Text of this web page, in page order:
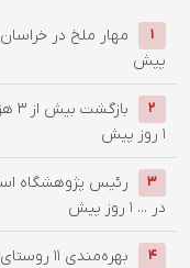
1 ‌مهار ملخ در
پیش
2
بازگشت بیش از ۳ هزار زائر اربعین حسینی به خراسان جنوبی / ...
1 روز پیش
3
رئیس پژوهشگاه
در ... 1 روز پیش
4